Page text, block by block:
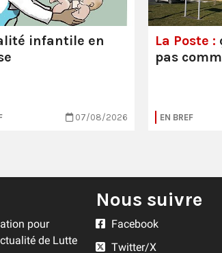
infantile en
07/08/2026
La Poste :
pas
EN BREF
pour
de Lutte
Nous suivre
Facebook
Twitter/X